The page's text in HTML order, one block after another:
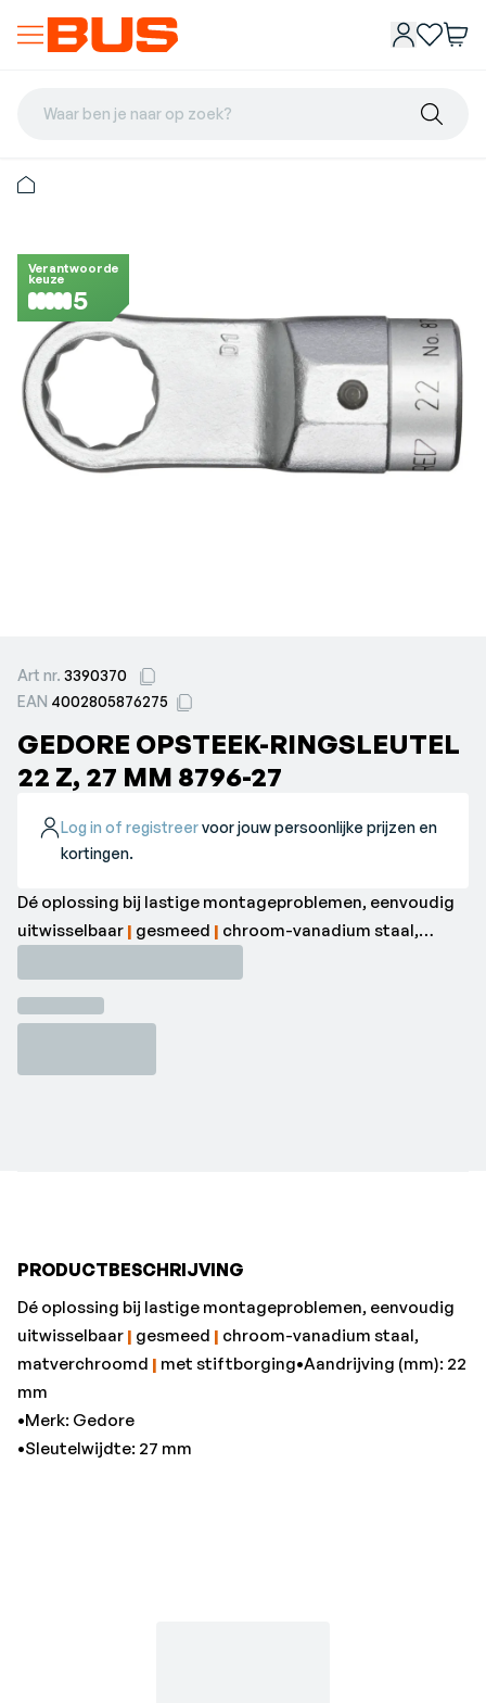
Waar ben je naar op zoek?
Verantwoorde
keuze
5
Art nr. 3390370
EAN 4002805876275
GEDORE OPSTEEK-RINGSLEUTEL
22 Z, 27 MM 8796-27
Log in of registreervoor jouw persoonlijke prijzen en
kortingen.
Dé oplossing bij lastige montageproblemen, eenvoudig
uitwisselbaar | gesmeed | chroom-vanadium staal,
mm
•Merk: Gedore
PRODUCTBESCHRIJVING
Dé oplossing bij lastige montageproblemen, eenvoudig
uitwisselbaar | gesmeed | chroom-vanadium staal,
matverchroomd | met stiftborging•Aandrijving (mm): 22
mm
•Merk: Gedore
•Sleutelwijdte: 27 mm